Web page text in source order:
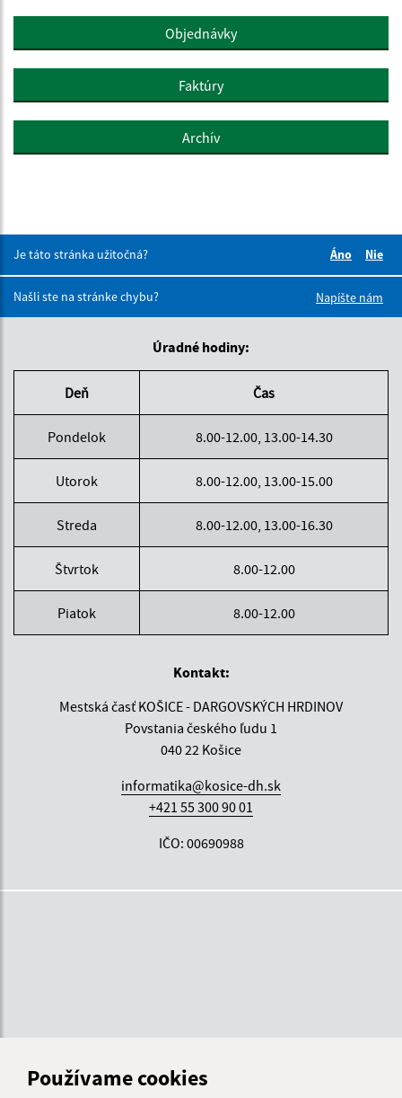
Používame cookies
Objednávky
Faktúry
Archív
Je táto stránka užitočná?
Áno
Nie
Našli ste na stránke chybu?
Napíšte nám
Úradné hodiny:
Deň Čas
Pondelok 8.00-12.00, 13.00-14.30
Utorok 8.00-12.00, 13.00-15.00
Streda 8.00-12.00, 13.00-16.30
Štvrtok 8.00-12.00
Piatok 8.00-12.00
Kontakt:
Mestská časť KOŠICE - DARGOVSKÝCH HRDINOV
Povstania českého ľudu 1
040 22 Košice
informatika@kosice-dh.sk
+421 55 300 90 01
IČO: 00690988